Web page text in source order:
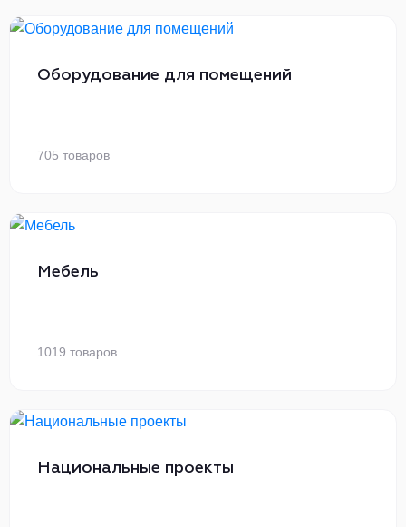
Оборудование для помещений
705 товаров
Мебель
1019 товаров
Национальные проекты